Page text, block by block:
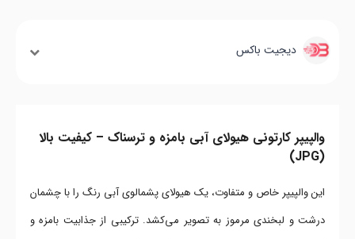
دیجیت باکس
والپیپر کارتونی هیولای آبی بامزه و ترسناک – کیفیت بالا
(JPG)
این والپیپر خاص و متفاوت، یک هیولای پشمالوی آبی رنگ را با چشمان
درشت و لبخندی مرموز به تصویر می‌کشد. ترکیبی از جذابیت بامزه و